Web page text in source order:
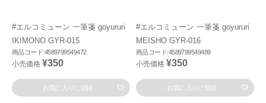
#エルコミューン 一筆箋 goyururi
IKIMONO GYR-015
商品コード:4589799549472
小売価格 ¥350
お気に入りに登録
#エルコミューン 一筆箋 goyururi
MEISHO GYR-016
商品コード:4589799549489
小売価格 ¥350
お気に入りに登録